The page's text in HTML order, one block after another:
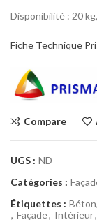
Disponibilité : 20
Fiche Technique
Compare
UGS : ND
Catégories :
Étiquettes :
, Façade, Intérieur,